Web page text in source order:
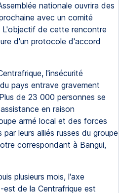
nationale ouvrira des
avec un comité
L'objectif de cette rencontre
d'un protocole d'accord
l'insécurité
pays entrave gravement
de 23 000 personnes se
en raison
armé local et des forces
leurs alliés russes du groupe
correspondant à Bangui,
plusieurs mois, l'axe
est de la Centrafrique est